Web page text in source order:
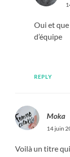
Oui et que
d’équipe
REPLY
Moka
14 juin
Voilà un titre